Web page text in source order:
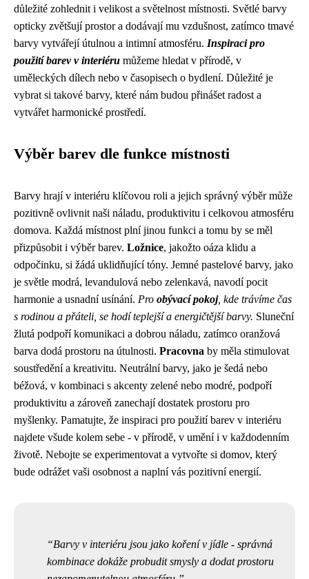
důležité zohlednit i velikost a světelnost místnosti. Světlé barvy
opticky zvětšují prostor a dodávají mu vzdušnost, zatímco tmavé
barvy vytvářejí útulnou a intimní atmosféru. Inspiraci pro
použití barev v interiéru můžeme hledat v přírodě, v
uměleckých dílech nebo v časopisech o bydlení. Důležité je
vybrat si takové barvy, které nám budou přinášet radost a
vytvářet harmonické prostředí.
Výběr barev dle funkce místnosti
Barvy hrají v interiéru klíčovou roli a jejich správný výběr může
pozitivně ovlivnit naši náladu, produktivitu i celkovou atmosféru
domova. Každá místnost plní jinou funkci a tomu by se měl
přizpůsobit i výběr barev. Ložnice, jakožto oáza klidu a
odpočinku, si žádá uklidňující tóny. Jemné pastelové barvy, jako
je světle modrá, levandulová nebo zelenkavá, navodí pocit
harmonie a usnadní usínání. Pro obývací pokoj, kde trávíme čas
s rodinou a přáteli, se hodí teplejší a energičtější barvy. Sluneční
žlutá podpoří komunikaci a dobrou náladu, zatímco oranžová
barva dodá prostoru na útulnosti. Pracovna by měla stimulovat
soustředění a kreativitu. Neutrální barvy, jako je šedá nebo
béžová, v kombinaci s akcenty zelené nebo modré, podpoří
produktivitu a zároveň zanechají dostatek prostoru pro
myšlenky. Pamatujte, že inspiraci pro použití barev v interiéru
najdete všude kolem sebe - v přírodě, v umění i v každodenním
životě. Nebojte se experimentovat a vytvořte si domov, který
bude odrážet vaši osobnost a naplní vás pozitivní energií.
Barvy v interiéru jsou jako koření v jídle - správná
kombinace dokáže probudit smysly a dodat prostoru